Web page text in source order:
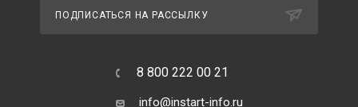
ПОДПИСАТЬСЯ НА РАССЫЛКУ
8 800 222 00 21
info@instart-info.ru